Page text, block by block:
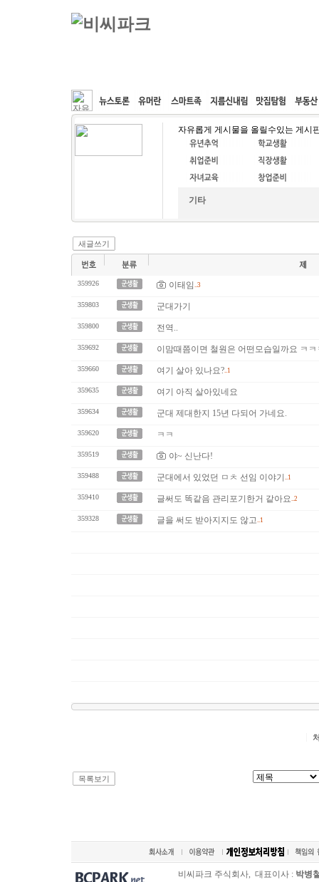
커뮤니티 속도패치 웹호스팅 공동구매
자유롭게 게시물을 올릴수있는 게시
기타
새글쓰기
359926 이태임 ..3
359803 군대가기
359800 전역..
359692 이맘때쯤이면 철원은 어떤모습일까요 ㅋㅋ
359660 여기 살아 있나요?..1
359635 여기 아직 살아있네요
359634 군대 제대한지 15년 다되어 가네요.
359620 ㅋㅋ
359519 야~ 신난다!
359488 군대에서 있었던 ㅁㅊ 선임 이야기 ..1
359410 글써도 똑같음 관리포기한거 같아요..2
359328 글을 써도 받아지지도 않고..1
목록보기
비씨파크 주식회사, 대표이사 : 박병